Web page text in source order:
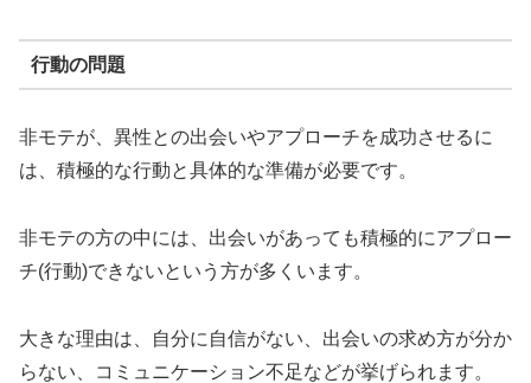
行動の問題
非モテが、異性との出会いやアプローチを成功させるに
は、積極的な行動と具体的な準備が必要です。
非モテの方の中には、出会いがあっても積極的にアプロー
チ(行動)できないという方が多くいます。
大きな理由は、自分に自信がない、出会いの求め方が分か
らない、コミュニケーション不足などが挙げられます。